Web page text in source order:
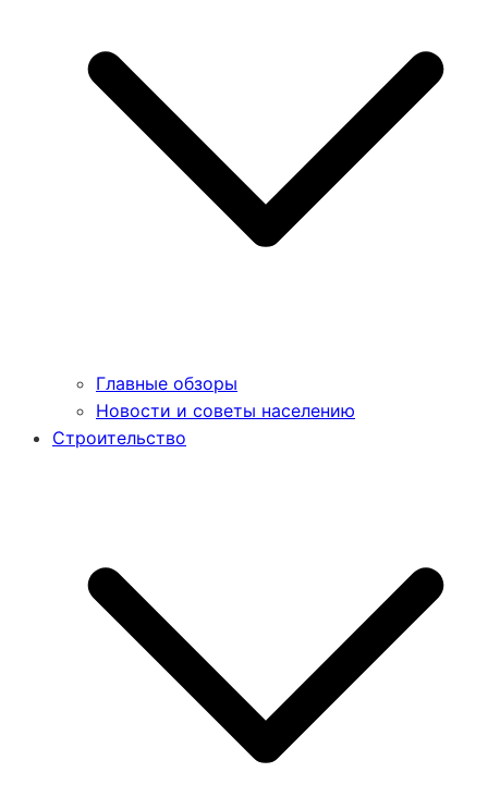
Главные обзоры
Новости и советы населению
Строительство